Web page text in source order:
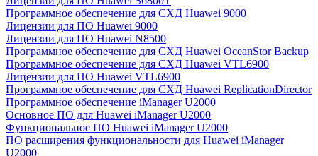
Программное обеспечение для СХД Huawei 9000
Лицензии для ПО Huawei 9000
Лицензии для ПО Huawei N8500
Программное обеспечение для СХД Huawei OceanStor Backup
Программное обеспечение для СХД Huawei VTL6900
Лицензии для ПО Huawei VTL6900
Программное обеспечение для СХД Huawei ReplicationDirector
Программное обеспечение iManager U2000
Основное ПО для Huawei iManager U2000
Функциональное ПО Huawei iManager U2000
ПО расширения функциональности для Huawei iManager
U2000